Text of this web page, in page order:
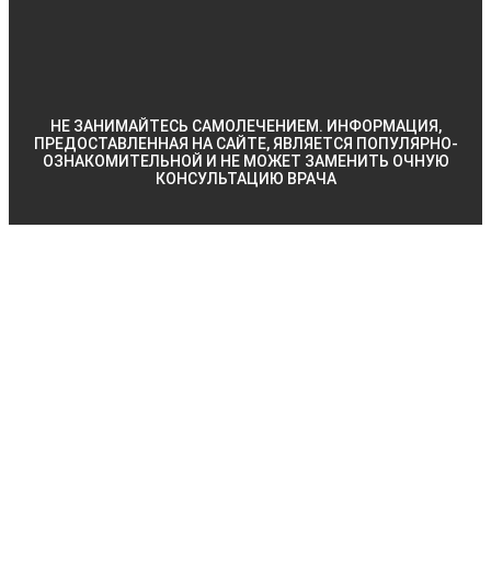
НЕ ЗАНИМАЙТЕСЬ САМОЛЕЧЕНИЕМ. ИНФОРМАЦИЯ,
ПРЕДОСТАВЛЕННАЯ НА САЙТЕ, ЯВЛЯЕТСЯ ПОПУЛЯРНО-
ОЗНАКОМИТЕЛЬНОЙ И НЕ МОЖЕТ ЗАМЕНИТЬ ОЧНУЮ
КОНСУЛЬТАЦИЮ ВРАЧА